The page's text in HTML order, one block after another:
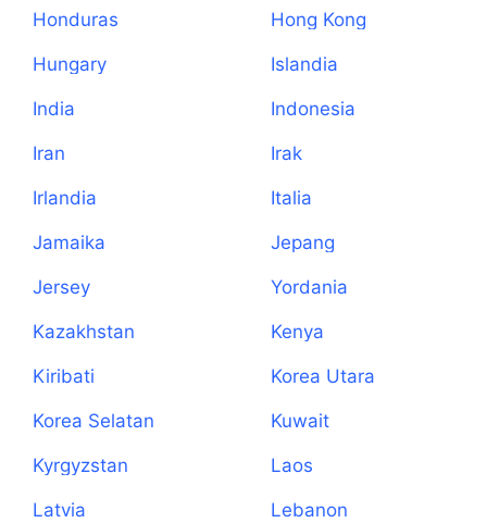
Honduras Hong Kong
Hungary Islandia
India Indonesia
Iran Irak
Irlandia Italia
Jamaika Jepang
Jersey Yordania
Kazakhstan Kenya
Kiribati Korea Utara
Korea Selatan Kuwait
Kyrgyzstan Laos
Latvia Lebanon